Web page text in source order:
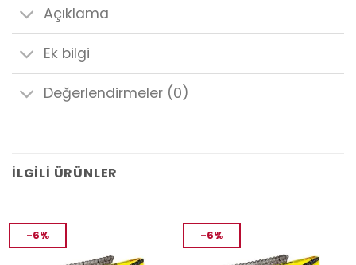
Açıklama
Ek bilgi
Değerlendirmeler (0)
İLGILI ÜRÜNLER
-6% -6%